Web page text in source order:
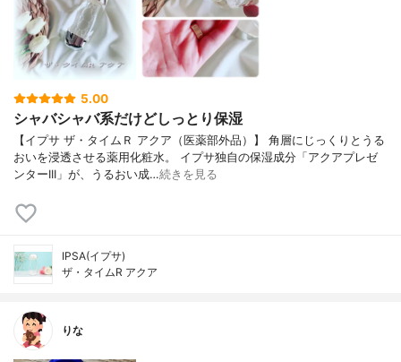
5.00
シャバシャバ系だけどしっとり保湿
【イプサ ザ・タイムＲ アクア（医薬部外品）】 角層にじっくりとうる
おいを浸透させる薬用化粧水。 イプサ独自の保湿成分「アクアプレゼ
ンターIII」が、うるおい成…続きを見る
IPSA(イプサ)
ザ・タイムR アクア
りな